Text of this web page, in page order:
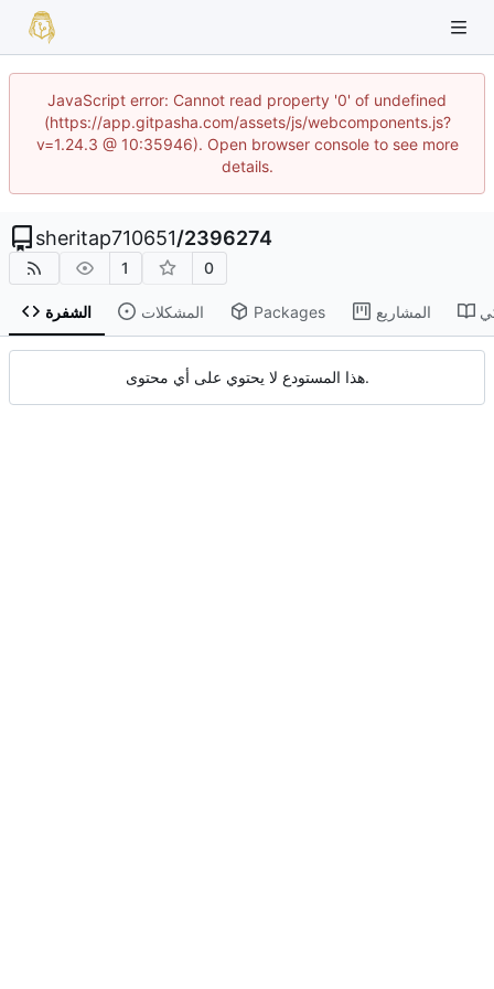
JavaScript error: Cannot read property '0' of undefined
(https://app.gitpasha.com/assets/js/webcomponents.js?
v=1.24.3 @ 10:35946). Open browser console to see more
details.
sheritap710651/2396274
1 0
الشفرة المشكلات Packages المشاريع
هذا المستودع لا يحتوي على أي محتوى.